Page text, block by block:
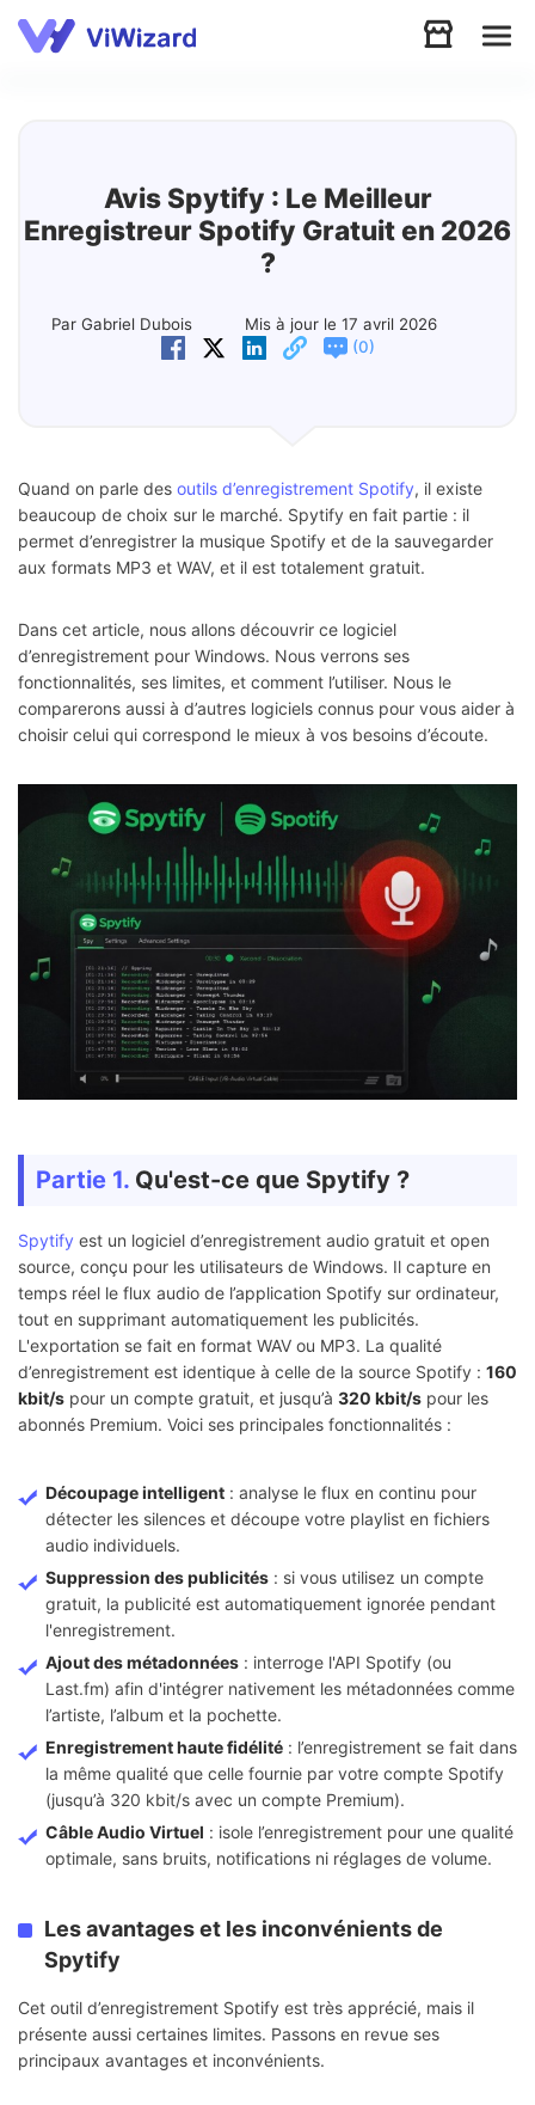
Soutien
Télécharger
Avis Spytify : Le Meilleur
Enregistreur Spotify Gratuit en 2026
?
Par Gabriel Dubois
Mis à jour le 17 avril 2026
(0)
Quand on parle des outils d’enregistrement Spotify, il existe
beaucoup de choix sur le marché. Spytify en fait partie : il
permet d’enregistrer la musique Spotify et de la sauvegarder
aux formats MP3 et WAV, et il est totalement gratuit.
Dans cet article, nous allons découvrir ce logiciel
d’enregistrement pour Windows. Nous verrons ses
fonctionnalités, ses limites, et comment l’utiliser. Nous le
comparerons aussi à d’autres logiciels connus pour vous aider à
choisir celui qui correspond le mieux à vos besoins d’écoute.
Partie 1. Qu'est-ce que Spytify ?
Spytify est un logiciel d’enregistrement audio gratuit et open
source, conçu pour les utilisateurs de Windows. Il capture en
temps réel le flux audio de l’application Spotify sur ordinateur,
tout en supprimant automatiquement les publicités.
L'exportation se fait en format WAV ou MP3. La qualité
d’enregistrement est identique à celle de la source Spotify : 160
kbit/s pour un compte gratuit, et jusqu’à 320 kbit/s pour les
abonnés Premium. Voici ses principales fonctionnalités :
Découpage intelligent : analyse le flux en continu pour
détecter les silences et découpe votre playlist en fichiers
audio individuels.
Suppression des publicités : si vous utilisez un compte
gratuit, la publicité est automatiquement ignorée pendant
l'enregistrement.
Ajout des métadonnées : interroge l'API Spotify (ou
Last.fm) afin d'intégrer nativement les métadonnées comme
l’artiste, l’album et la pochette.
Enregistrement haute fidélité : l’enregistrement se fait dans
la même qualité que celle fournie par votre compte Spotify
(jusqu’à 320 kbit/s avec un compte Premium).
Câble Audio Virtuel : isole l’enregistrement pour une qualité
optimale, sans bruits, notifications ni réglages de volume.
Les avantages et les inconvénients de
Spytify
Cet outil d’enregistrement Spotify est très apprécié, mais il
présente aussi certaines limites. Passons en revue ses
principaux avantages et inconvénients.